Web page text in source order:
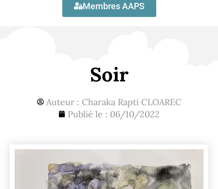
Membres AAPS
Soir
Auteur : Charaka Rapti CLOAREC
Publié le : 06/10/2022